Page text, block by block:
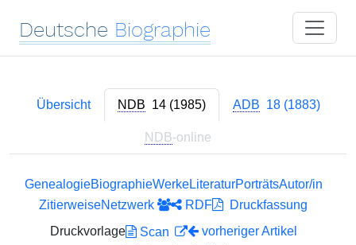
Deutsche Biographie
Übersicht NDB 14 (1985) ADB 18 (1883)
NDB-online
GenealogieBiographieWerkeLiteraturPorträtsAutor/in
ZitierweiseNetzwerk RDF
Druckfassung
Druckvorlage
Scan
vorheriger Artikel